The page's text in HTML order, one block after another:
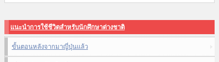
แนะนำการใช้ชีวิตสำหรับนักศึกษาต่างชาติ
ขั้นตอนหลังจากมาญี่ปุ่นแล้ว